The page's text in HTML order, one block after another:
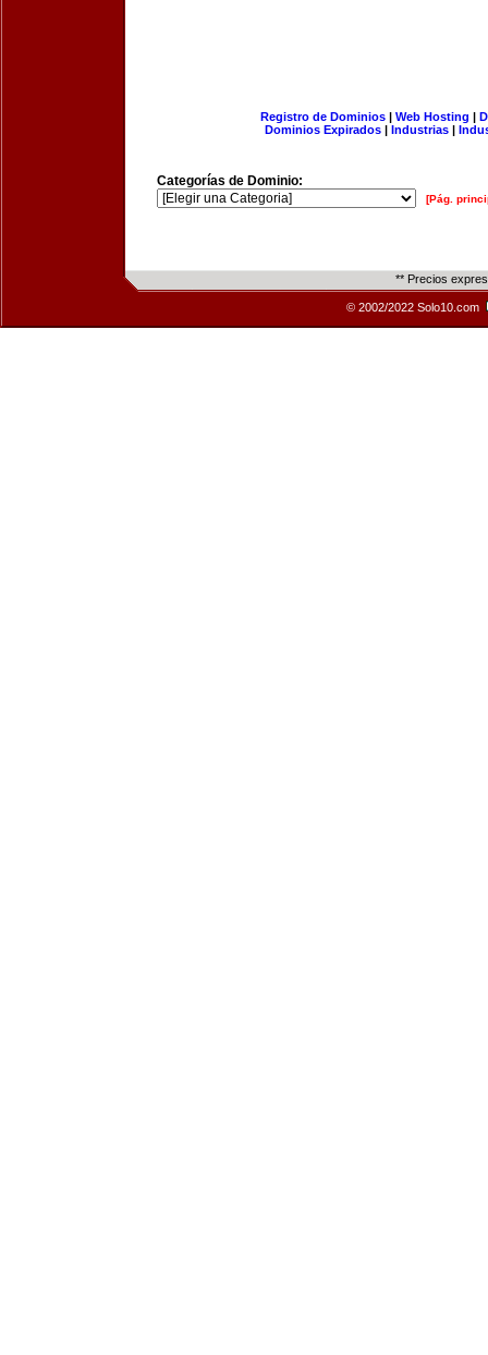
Registro de Dominios| Web Hosting |
Dominios Expirados | Industrias |
Categorías de Dominio:
[Pág.
** Precios
© 2002/2022 Solo10.com